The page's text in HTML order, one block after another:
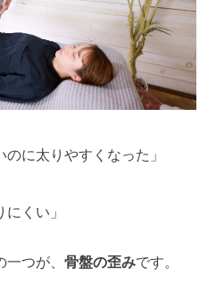
のに太りやすくなった」
くい」
一つが、骨盤の歪みです。